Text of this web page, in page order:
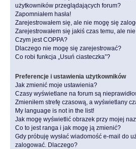
użytkowników przeglądających forum?
Zapomniałem hasła!
Zarejestrowałem się, ale nie mogę się
Zarejestrowałem się jakiś czas temu, ale
Czym jest COPPA?
Dlaczego nie mogę się zarejestrować?
Co robi funkcja „Usuń ciasteczka”?
Preferencje i ustawienia użytkowników
Jak zmienić moje ustawienia?
Czasy wyświetlane na forum są
Zmieniłem strefę czasową, a wyświetlany
My language is not in the list!
Jak mogę wyświetlić obrazek przy mojej
Co to jest ranga i jak mogę ją zmienić?
Gdy próbuję wysłać wiadomość e-mail do
zalogować. Dlaczego?